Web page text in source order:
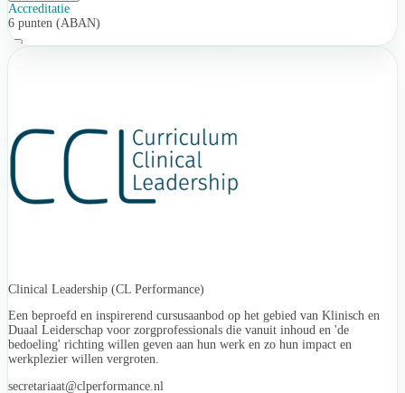
Accreditatie
6 punten (ABAN)
Clinical Leadership (CL Performance)
Een beproefd en inspirerend cursusaanbod op het gebied van Klinisch en
Duaal Leiderschap voor zorgprofessionals die vanuit inhoud en 'de
bedoeling' richting willen geven aan hun werk en zo hun impact en
werkplezier willen vergroten.
secretariaat@clperformance.nl